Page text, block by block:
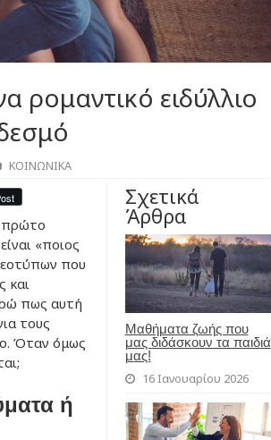
ρομαντικό ειδύλλιο
ΚΟΙΝΩΝΙΚΑ
Σχετικά
Άρθρα
Μαθήματα ζωής που
μας διδάσκουν τα παιδιά
μας!
16 Ιανουαρίου 2026
πρώτο
«ποιος
που
και
πως αυτή
τους
Όταν όμως
ή